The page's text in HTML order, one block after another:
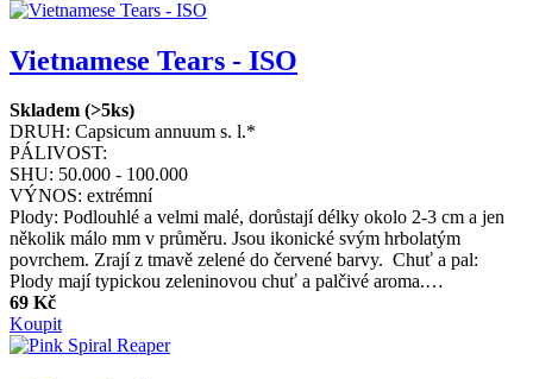
Vietnamese Tears - ISO
Skladem (>5ks)
DRUH: Capsicum annuum s. l.*
PÁLIVOST:
SHU: 50.000 - 100.000
VÝNOS: extrémní
Plody: Podlouhlé a velmi malé, dorůstají délky okolo 2-3 cm a jen
několik málo mm v průměru. Jsou ikonické svým hrbolatým
povrchem. Zrají z tmavě zelené do červené barvy. Chuť a pal:
Plody mají typickou zeleninovou chuť a palčivé aroma.…
69 Kč
Koupit